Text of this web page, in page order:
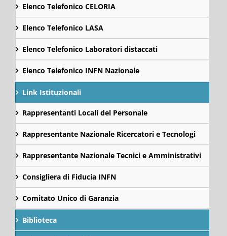
Elenco Telefonico CELORIA
Elenco Telefonico LASA
Elenco Telefonico Laboratori distaccati
Elenco Telefonico INFN Nazionale
Link Istituzionali
Rappresentanti Locali del Personale
Rappresentante Nazionale Ricercatori e Tecnologi
Rappresentante Nazionale Tecnici e Amministrativi
Consigliera di Fiducia INFN
Comitato Unico di Garanzia
Biblioteca